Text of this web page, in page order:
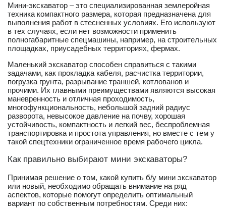
Мини-экскаватор – это специализированная землеройная
техника компактного размера, которая предназначена для
выполнения работ в стесненных условиях. Его используют
в тех случаях, если нет возможности применить
полногабаритные спецмашины, например, на строительных
площадках, приусадебных территориях, фермах.
Маленький экскаватор способен справиться с такими
задачами, как прокладка кабеля, расчистка территории,
погрузка грунта, разрывание траншей, котлованов и
прочими. Их главными преимуществами являются высокая
маневренность и отличная проходимость,
многофункциональность, небольшой задний радиус
разворота, невысокое давление на почву, хорошая
устойчивость, компактность и легкий вес, беспроблемная
транспортировка и простота управления, но вместе с тем у
такой спецтехники ограниченное время рабочего цикла.
Как правильно выбирают мини экскаваторы?
Принимая решение о том, какой купить б/у мини экскаватор
или новый, необходимо обращать внимание на ряд
аспектов, которые помогут определить оптимальный
вариант по собственным потребностям. Среди них: